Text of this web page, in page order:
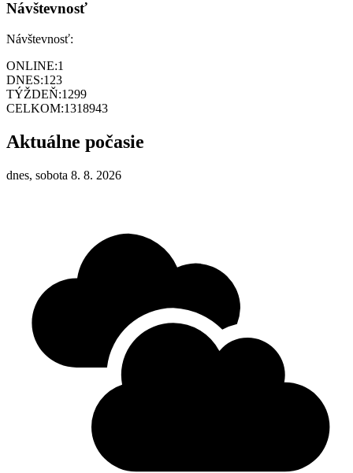
Návštevnosť
Návštevnosť:
ONLINE:1
DNES:123
TÝŽDEŇ:1299
CELKOM:1318943
Aktuálne počasie
dnes, sobota 8. 8. 2026